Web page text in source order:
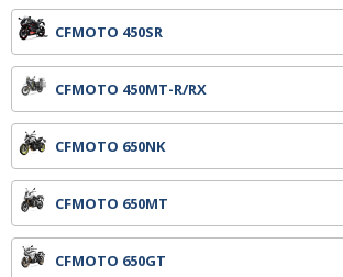
CFMOTO 450SR
CFMOTO 450MT-R/RX
CFMOTO 650NK
CFMOTO 650MT
CFMOTO 650GT